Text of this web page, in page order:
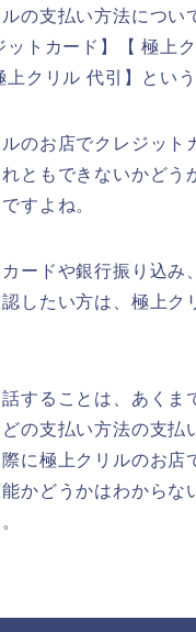
の支払い方法につい
ットカード】【 極
上クリル 代引】とい
のお店でクレジッ
ともできないかど
すよね。
ードや銀行振り込
したい方は、極上
することは、あく
の支払い方法の支
に極上クリルのお
かどうかはわから